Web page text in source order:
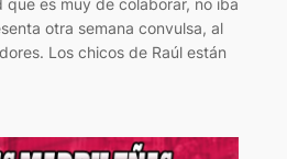
que es muy de colaborar, no iba
otra semana convulsa, al
Los chicos de Raúl están